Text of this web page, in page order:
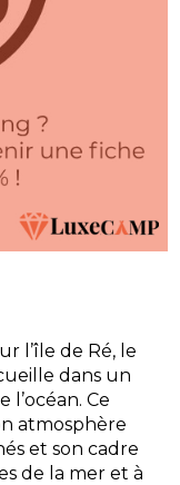
l’île de Ré, le
dans un
Ce
atmosphère
et son cadre
de la mer et à